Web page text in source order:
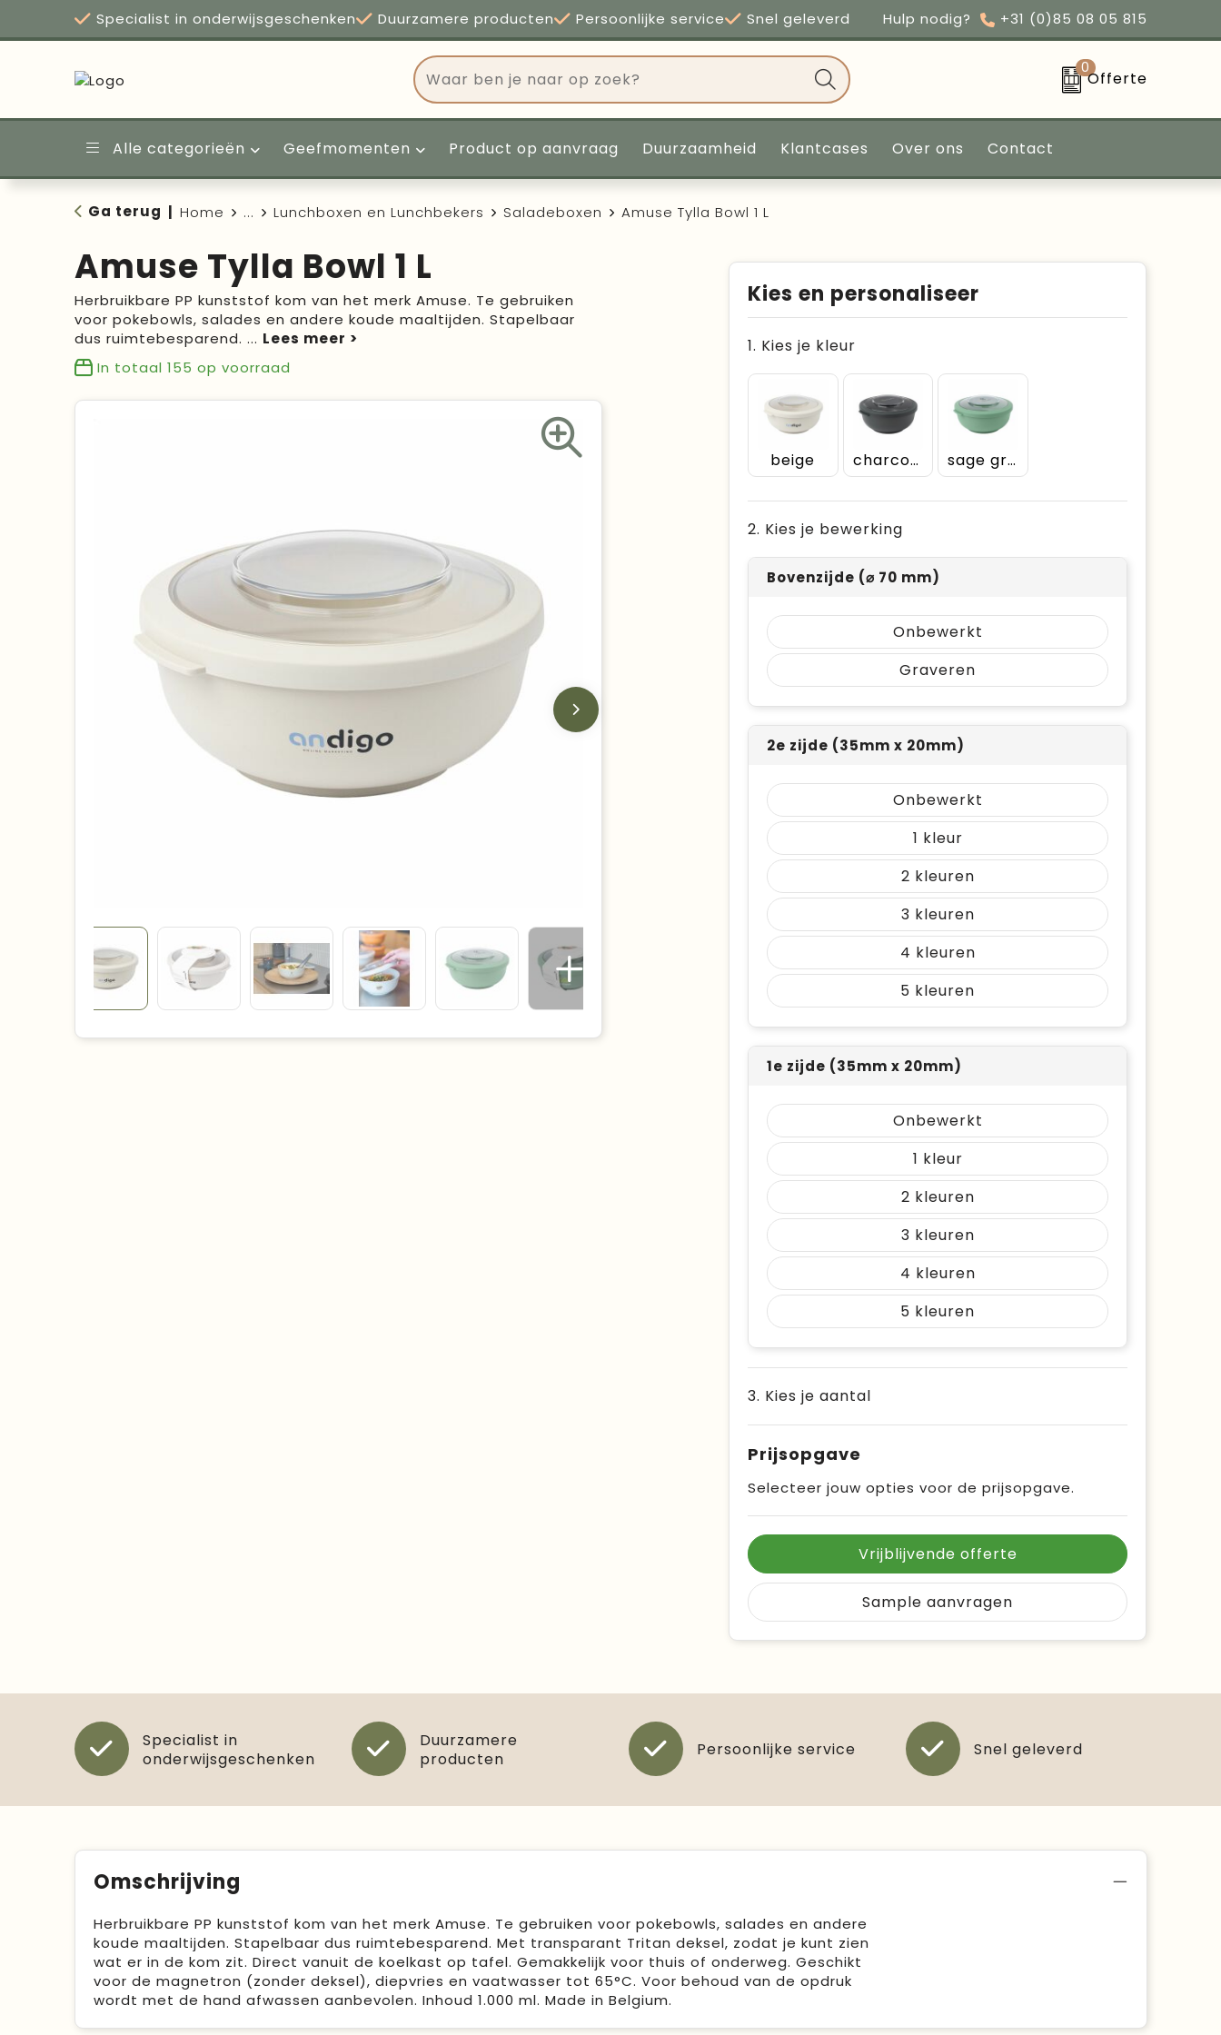
Specialist in onderwijsgeschenken Duurzamere producten Persoonlijke service Snel geleverd Hulp nodig? +31 (0)85 08 05 815
0
Offerte
Alle categorieën Geefmomenten Product op aanvraag Duurzaamheid Klantcases Over ons Contact
Ga terug Home ... Lunchboxen en Lunchbekers Saladeboxen Amuse Tylla Bowl 1 L
Amuse Tylla Bowl 1 L
Herbruikbare PP kunststof kom van het merk Amuse. Te gebruiken
voor pokebowls, salades en andere koude maaltijden. Stapelbaar
dus ruimtebesparend. ...
In totaal 155 op voorraad
Kies en personaliseer
1. Kies je kleur
beige charcoal sage green
2. Kies je bewerking
Bovenzijde (⌀ 70 mm)
Onbewerkt
Graveren
2e zijde (35mm x 20mm)
Onbewerkt
1
2
3
4
5
1e zijde (35mm x 20mm)
Onbewerkt
1
2
3
4
5
3. Kies je aantal
Prijsopgave
Selecteer jouw opties voor de prijsopgave.
Vrijblijvende offerte
Sample aanvragen
Specialist in
onderwijsgeschenken
Duurzamere
producten
Persoonlijke service Snel geleverd
Omschrijving
Herbruikbare PP kunststof kom van het merk Amuse. Te gebruiken voor pokebowls, salades en andere
koude maaltijden. Stapelbaar dus ruimtebesparend. Met transparant Tritan deksel, zodat je kunt zien
wat er in de kom zit. Direct vanuit de koelkast op tafel. Gemakkelijk voor thuis of onderweg. Geschikt
voor de magnetron (zonder deksel), diepvries en vaatwasser tot 65°C. Voor behoud van de opdruk
wordt met de hand afwassen aanbevolen. Inhoud 1.000 ml. Made in Belgium.